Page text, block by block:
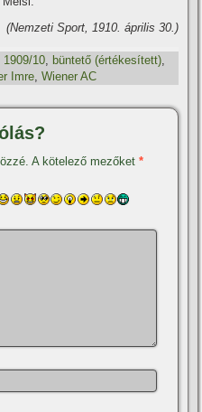
(Nemzeti Sport, 1910. április 30.)
1909/10, büntető (értékesí­tett),
Imre ,Wiener AC
A kötelező mezőket*